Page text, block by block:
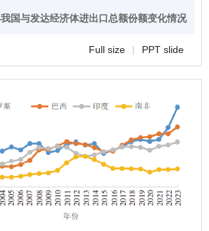
国与发达经济体进出口总额份额变化情况
Full size | PPT slide